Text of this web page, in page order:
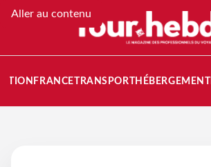
Aller au contenu
FRANCETRANSPORT HÉBERGEMENT